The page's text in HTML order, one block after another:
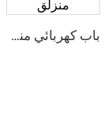
باب كهربائي منزلق